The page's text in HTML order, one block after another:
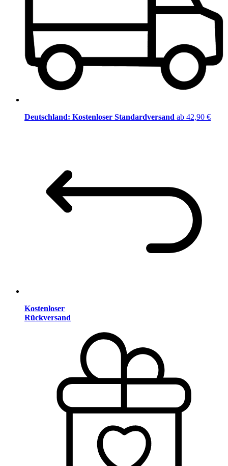
Deutschland: Kostenloser Standardversand ab 42,90 €
Kostenloser
Rückversand